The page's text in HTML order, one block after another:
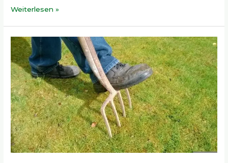
Gesünder
Küche
Weiterlesen »